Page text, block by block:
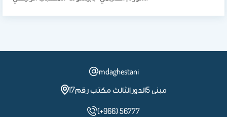
mdaghestani
مبنى 5الدورالثالث مكتب رقم17
(+966) 56777